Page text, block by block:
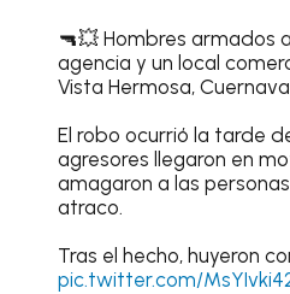
🔫💥 Hombres armados
agencia y un local
Vista Hermosa,
El robo ocurrió la tarde
agresores llegaron en
amagaron a las
atraco.
Tras el hecho, huyeron
pic.twitter.com/